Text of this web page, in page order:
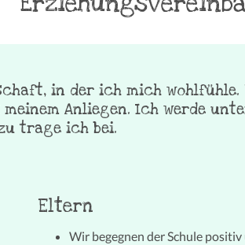
in der ich mich
Anliegen. Ich werde
trage ich bei.
Eltern
Wir begegnen der Schule positiv